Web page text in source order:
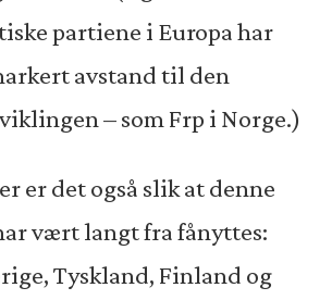
partiene i Europa har
avstand til den
– som Frp i Norge.)
er det også slik at denne
vært langt fra fånyttes:
Tyskland, Finland og